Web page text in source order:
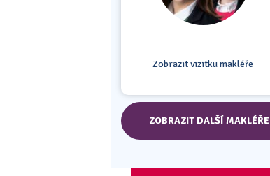
Zobrazit vizitku makléře
ZOBRAZIT DALŠÍ MAKLÉŘE